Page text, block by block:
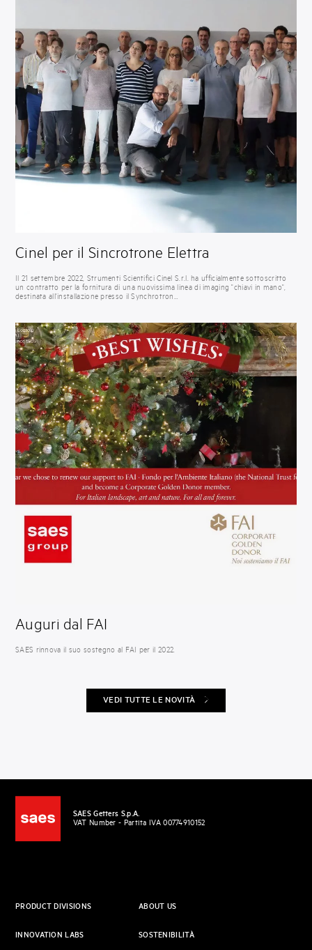
Cinel per il Sincrotrone Elettra
Il 21 settembre 2022, Strumenti Scientifici Cinel S.r.l. ha ufficialmente sottoscritto
un contratto per la fornitura di una nuovissima linea di imaging "chiavi in mano",
destinata all'installazione presso il Synchrotron…
Auguri dal FAI
SAES rinnova il suo sostegno al FAI per il 2022.
VEDI TUTTE LE NOVITÀ
SAES Getters S.p.A.
VAT Number - Partita IVA 00774910152
PRODUCT DIVISIONS
INNOVATION LABS
ABOUT US
SOSTENIBILITÀ